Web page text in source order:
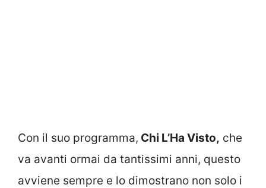
Con il suo programma, Chi L’Ha Visto, che
va avanti ormai da tantissimi anni, questo
avviene sempre e lo dimostrano non solo i